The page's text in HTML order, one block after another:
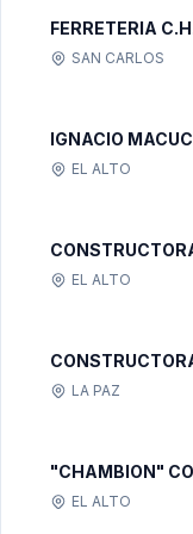
FERRETERIA
SAN CARLOS
IGNACIO
EL ALTO
EL ALTO
LA PAZ
"CHAMBION"
EL ALTO